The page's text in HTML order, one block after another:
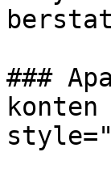
###